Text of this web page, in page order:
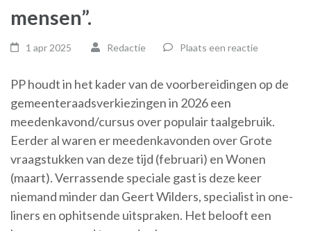
mensen”.
1 apr 2025 Redactie Plaats een reactie
PP houdt in het kader van de voorbereidingen op de
gemeenteraadsverkiezingen in 2026 een
meedenkavond/cursus over populair taalgebruik.
Eerder al waren er meedenkavonden over Grote
vraagstukken van deze tijd (februari) en Wonen
(maart). Verrassende speciale gast is deze keer
niemand minder dan Geert Wilders, specialist in one-
liners en ophitsende uitspraken. Het belooft een